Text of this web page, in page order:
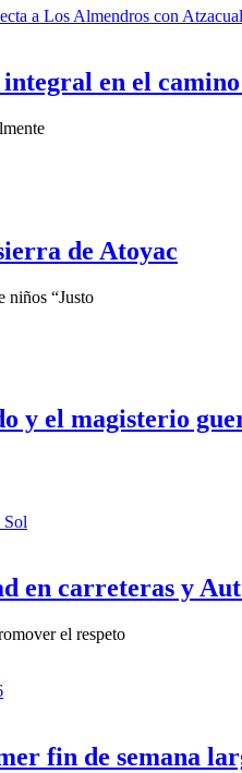
en el
de Atoyac
niños “Justo
y el magisterio
en carreteras y
el respeto
fin de semana